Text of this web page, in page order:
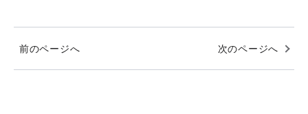
前のページへ 次のページへ